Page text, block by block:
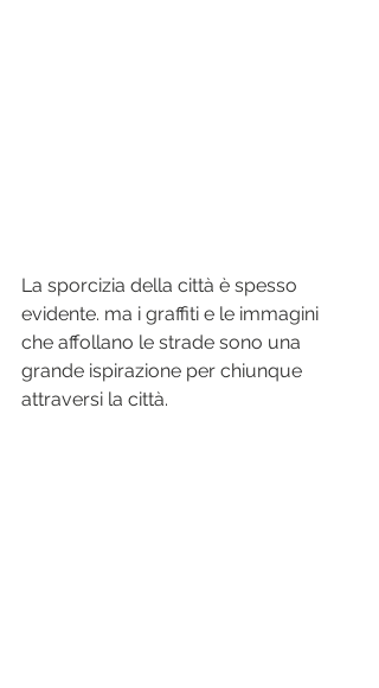
La sporcizia della città è spesso
evidente. ma i graffiti e le immagini
che affollano le strade sono una
grande ispirazione per chiunque
attraversi la città.